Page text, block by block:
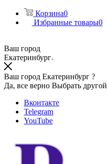
Корзина0
Избранные товары0
Ваш город
Екатеринбург
Ваш город Екатеринбург ?
Да, все верно Выбрать другой
Вконтакте
Telegram
YouTube